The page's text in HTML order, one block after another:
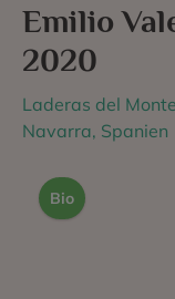
Emilio
2020
Laderas del
Navarra, Spanien
Bio